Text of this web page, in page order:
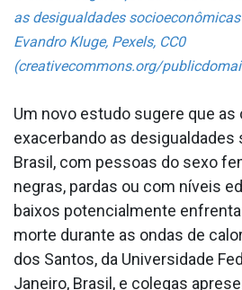
as desigualdades
Evandro Kluge, Pexels, CC0
(creativecommons.org/
Um novo estudo sugere que
exacerbando as
Brasil, com pessoas do sexo
negras, pardas ou com níveis
baixos potencialmente
morte durante as ondas de
dos Santos, da Universidade
Janeiro, Brasil, e colegas